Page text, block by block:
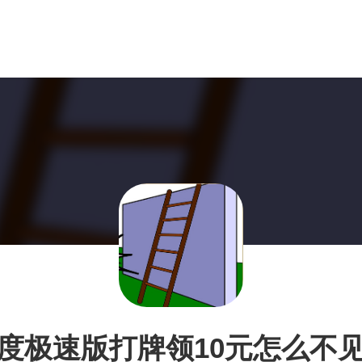
极速版打牌领10元怎么不